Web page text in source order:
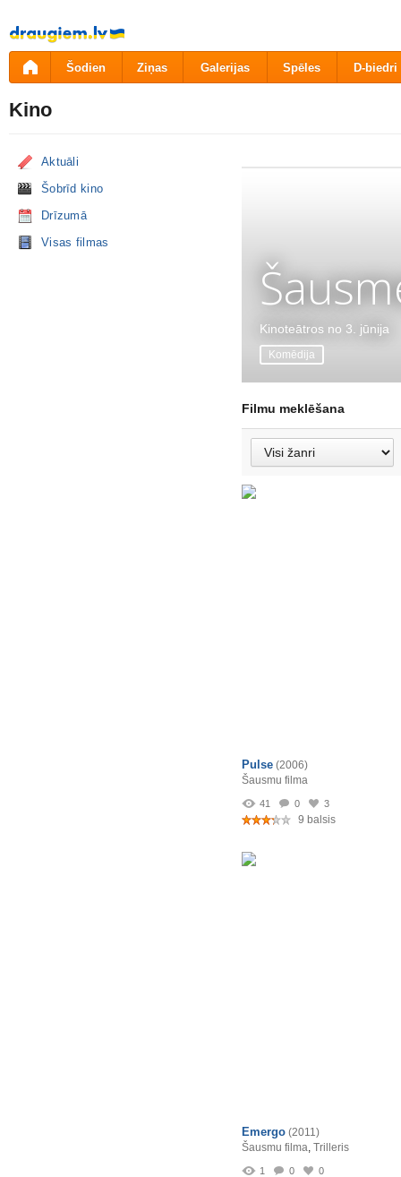
Pāriet
uz
saturu
Šodien Ziņas Galerijas Spēles D-biedri
Kino
Aktuāli
Šobrīd kino
Drīzumā
Visas filmas
Kinoteātros no 3. jūnija
Komēdija
Filmu meklēšana
Pulse (2006)
Šausmu filma
41 0 3
9 balsis
Emergo (2011)
Šausmu filma, Trilleris
1 0 0